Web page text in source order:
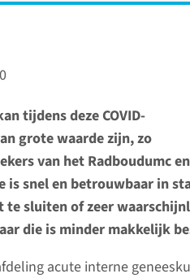
tijdens deze COVID-
grote waarde zijn, zo
van het Radboudumc
is snel en betrouwbaar in
sluiten of zeer
die is minder makkelijk
acute interne